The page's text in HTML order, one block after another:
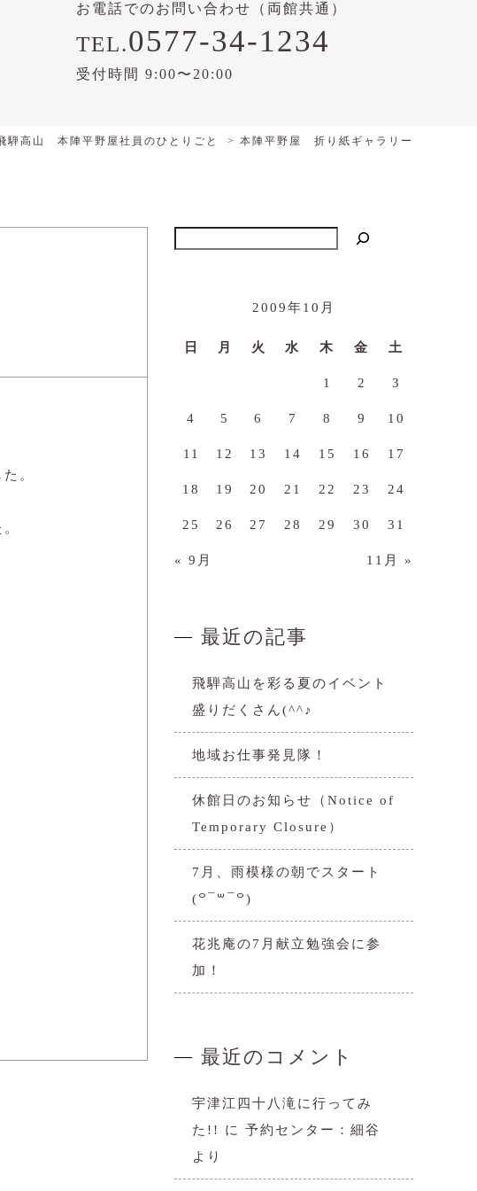
お電話でのお問い合わせ（両館共通）
TEL.0577-34-1234
受付時間 9:00〜20:00
騨高山 本陣平野屋社員のひとりごと 本陣平野屋 折り紙ギャラリー
。
2009年10月
日 月 火 水 木 金 土
1 2 3
4 5 6 7 8 9 10
11 12 13 14 15 16 17
18 19 20 21 22 23 24
25 26 27 28 29 30 31
« 9月 11月 »
最近の記事
飛騨高山を彩る夏のイベント
盛りだくさん(^^♪
地域お仕事発見隊！
休館日のお知らせ（Notice of
Temporary Closure）
7月、雨模様の朝でスタート
(꒪¯꒳​¯꒪)
花兆庵の7月献立勉強会に参
加！
最近のコメント
宇津江四十八滝に行ってみ
た!!
に 予約センター：細谷
より